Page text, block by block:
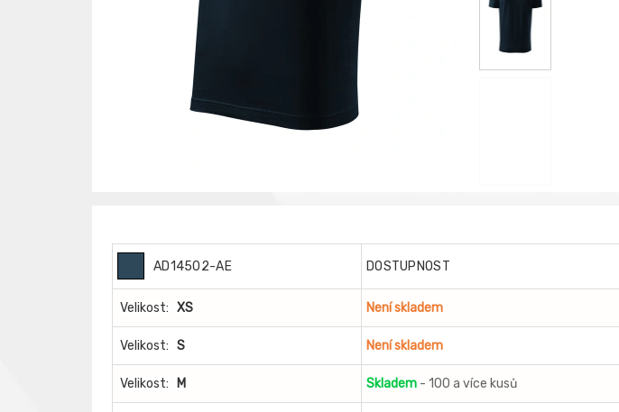
AD14502-AE DOSTUPNOST
Velikost: XS Není skladem
Velikost: S Není skladem
Velikost: M Skladem - 100 a více kusů